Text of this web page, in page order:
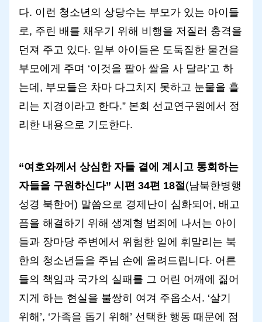
다. 이런 청소년의 상당수는 부모가 있는 아이들
로, 주린 배를 채우기 위해 비행을 저질러 충격을
던져 주고 있다. 일부 아이들은 도둑질한 물건을
부모에게 주며 ‘이것을 팔아 쌀을 사 달라’고 하
는데, 부모들은 차마 다그치지 못하고 눈물을 흘
리는 지경이라고 한다.” 본회 선교연구원에서 정
리한 내용으로 기도한다.
“여호와께서 상심한 자들 곁에 계시고 통회하는
자들을 구원하신다” 시편 34편 18절(남북한병행
성경 북한어) 말씀으로 경제난이 심화되어, 배고
픔을 해결하기 위해 생계형 범죄에 나서는 아이
들과 장마당 주변에서 위험한 일에 휘말리는 북
한의 청소년들을 주님 손에 올려드립니다. 어른
들의 책임과 국가의 실패를 그 어린 어깨에 짊어
지게 하는 현실을 불쌍히 여겨 주옵소서. ‘살기
위해’, ‘가족을 돕기 위해’ 선택한 행동 때문에 점